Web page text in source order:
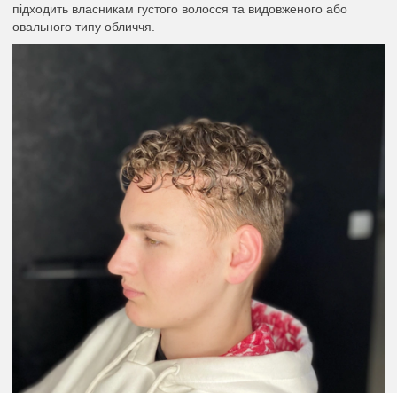
підходить власникам густого волосся та видовженого або
овального типу обличчя.